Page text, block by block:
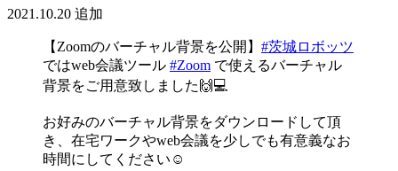
2021.10.20 追加
【Zoomのバーチャル背景を公開】 #茨城ロボッツ
ではweb会議ツール #Zoom で使えるバーチャル
背景をご用意致しました🙌💻
お好みのバーチャル背景をダウンロードして頂
き、在宅ワークやweb会議を少しでも有意義なお
時間にしてください☺️